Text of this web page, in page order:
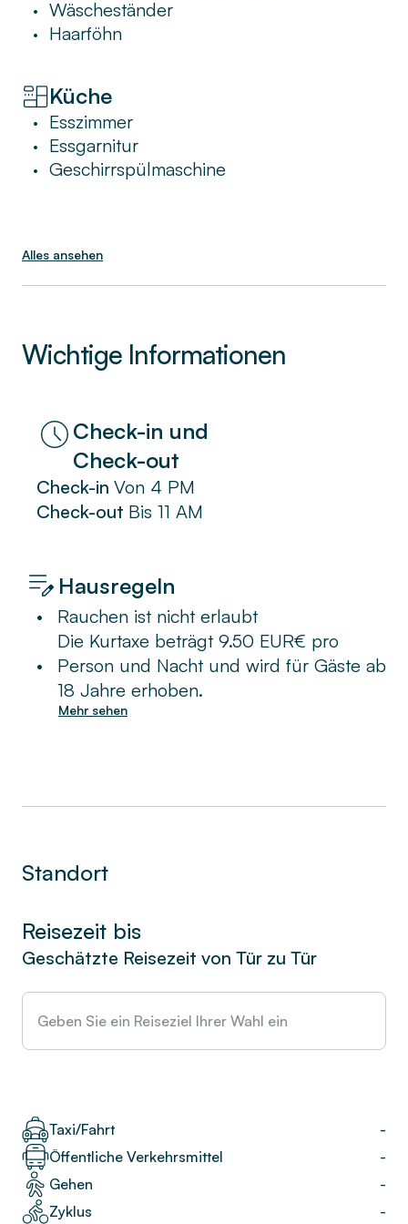
• Wäscheständer
• Haarföhn
Küche
• Esszimmer
• Essgarnitur
• Geschirrspülmaschine
Alles ansehen
Wichtige Informationen
Check-in und
Check-out
Check-in Von 4 PM
Check-out Bis 11 AM
Hausregeln
• Rauchen ist nicht erlaubt
•
Die Kurtaxe beträgt 9.50 EUR€ pro
Person und Nacht und wird für Gäste ab
18 Jahre erhoben.
Mehr sehen
Standort
Reisezeit bis
Geschätzte Reisezeit von Tür zu Tür
Taxi/Fahrt
-
Öffentliche Verkehrsmittel
-
Gehen
-
Zyklus
-